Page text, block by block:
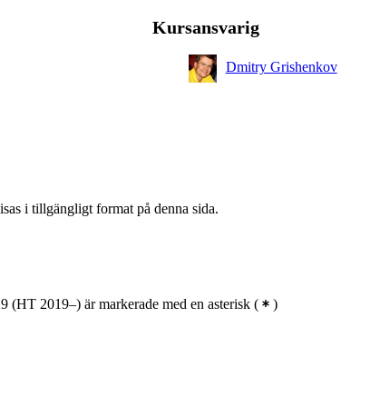
Kursansvarig
Dmitry Grishenkov
i tillgängligt format på denna sida.
2019–) är markerade med en asterisk ( )